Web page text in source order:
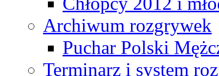
Archiwum rozgrywek
Puchar Polski
Terminarz i system